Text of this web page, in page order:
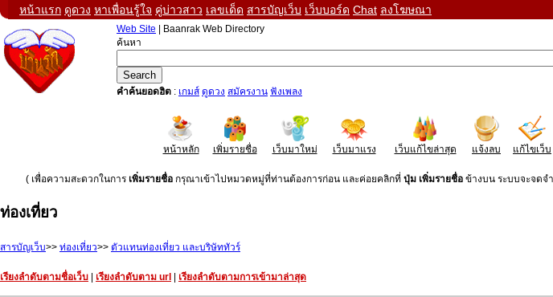
หน้าแรก ดูดวง หาเพื่อนรู้ใจ คู่บ่าวสาว เลขเด็ด สารบัญเว็บ เว็บบอร์ด Chat ลงโฆษณา
Web Site | Baanrak Web Directory
ค้นหา
คำค้นยอดฮิต : เกมส์ ดูดวง สมัครงาน ฟังเพลง
หน้าหลัก เพิ่มรายชื่อ เว็บมาใหม่ เว็บมาแรง เว็บแก้ไขล่าสุด แจ้งลบ แก้ไขเว็บ
( เพื่อความสะดวกในการ เพิ่มรายชื่อ กรุณาเข้าไปหมวดหมู่ที่ท่านต้องการก่อน และค่อยคลิกที่ ปุ่ม เพิ่มรายชื่อ ข้างบน ระบบจะจด
ท่องเที่ยว
สารบัญเว็บ>> ท่องเที่ยว>> ตัวแทนท่องเที่ยว และบริษัททัวร์
เรียงลำดับตามชื่อเว็บ เรียงลำดับตาม url เรียงลำดับตามการเข้ามาล่าสุด